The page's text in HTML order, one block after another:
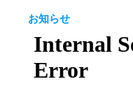
お知らせ